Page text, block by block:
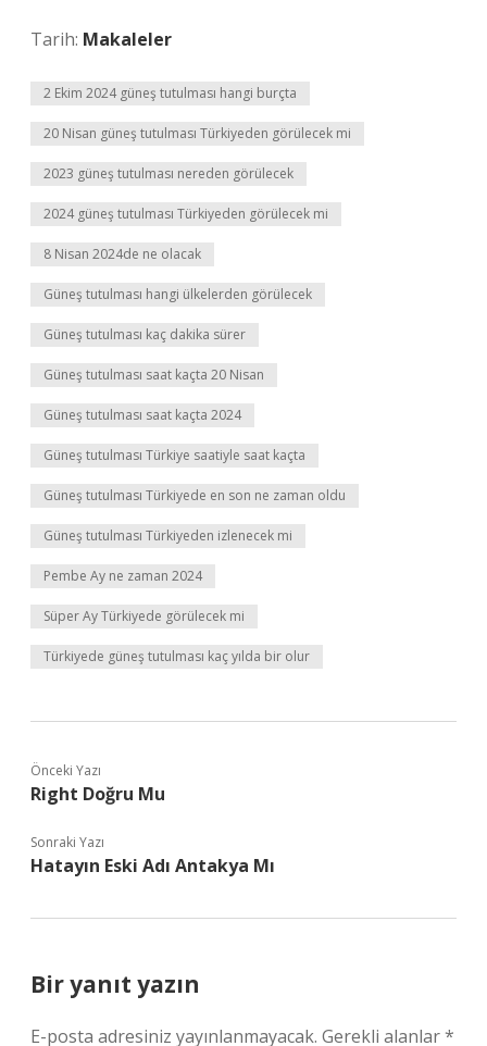
Tarih: Makaleler
2 Ekim 2024 güneş tutulması hangi burçta
20 Nisan güneş tutulması Türkiyeden görülecek mi
2023 güneş tutulması nereden görülecek
2024 güneş tutulması Türkiyeden görülecek mi
8 Nisan 2024de ne olacak
Güneş tutulması hangi ülkelerden görülecek
Güneş tutulması kaç dakika sürer
Güneş tutulması saat kaçta 20 Nisan
Güneş tutulması saat kaçta 2024
Güneş tutulması Türkiye saatiyle saat kaçta
Güneş tutulması Türkiyede en son ne zaman oldu
Güneş tutulması Türkiyeden izlenecek mi
Pembe Ay ne zaman 2024
Süper Ay Türkiyede görülecek mi
Türkiyede güneş tutulması kaç yılda bir olur
Önceki Yazı
Right Doğru Mu
Sonraki Yazı
Hatayın Eski Adı Antakya Mı
Bir yanıt yazın
E-posta adresiniz yayınlanmayacak. Gerekli alanlar*